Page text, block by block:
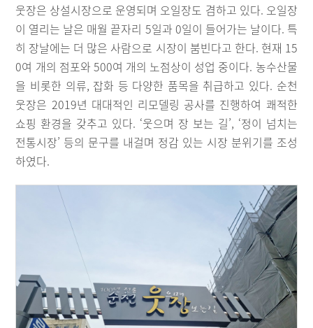
웃장은 상설시장으로 운영되며 오일장도 겸하고 있다. 오일장
이 열리는 날은 매월 끝자리 5일과 0일이 들어가는 날이다. 특
히 장날에는 더 많은 사람으로 시장이 붐빈다고 한다. 현재 15
0여 개의 점포와 500여 개의 노점상이 성업 중이다. 농수산물
을 비롯한 의류, 잡화 등 다양한 품목을 취급하고 있다. 순천
웃장은 2019년 대대적인 리모델링 공사를 진행하여 쾌적한
쇼핑 환경을 갖추고 있다. ‘웃으며 장 보는 길’, ‘정이 넘치는
전통시장’ 등의 문구를 내걸며 정감 있는 시장 분위기를 조성
하였다.